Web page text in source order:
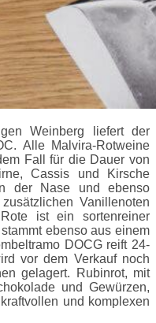
Weinberg liefert der
Alle Malvira-Rotweine
Fall für die Dauer von
Cassis und Kirsche
der Nase und ebenso
Vanillenoten
ist ein sortenreiner
ebenso aus einem
DOCG reift 24-
vor dem Verkauf noch
gelagert. Rubinrot, mit
und Gewürzen,
und komplexen